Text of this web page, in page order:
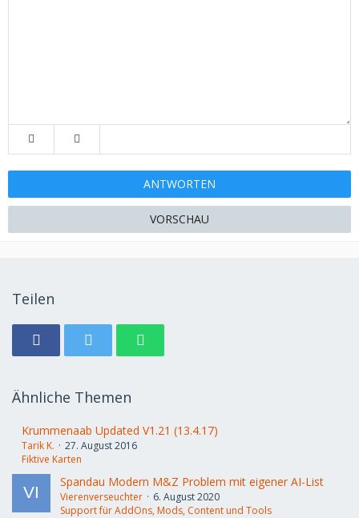
ANTWORTEN
VORSCHAU
Teilen
Ähnliche Themen
Krummenaab Updated V1.21 (13.4.17)
Tarik K.
27. August 2016
Fiktive Karten
Spandau Modern M&Z Problem mit eigener AI-List
Vierenverseuchter
6. August 2020
Support für AddOns, Mods, Content und Tools